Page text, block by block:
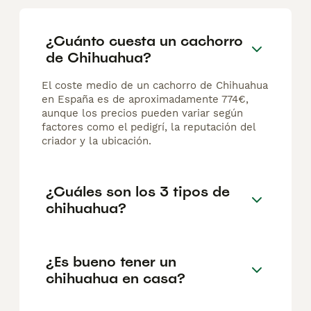
¿Cuánto cuesta un cachorro
de Chihuahua?
El coste medio de un cachorro de Chihuahua
en España es de aproximadamente 774€,
aunque los precios pueden variar según
factores como el pedigrí, la reputación del
criador y la ubicación.
¿Cuáles son los 3 tipos de
chihuahua?
¿Es bueno tener un
chihuahua en casa?